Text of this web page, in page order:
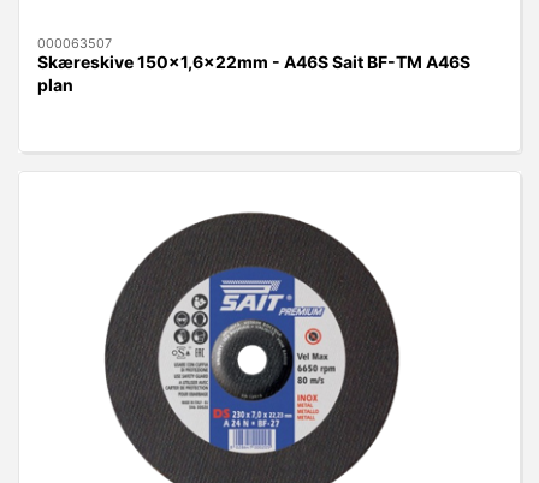
000063507
Skæreskive 150x1,6x22mm - A46S Sait BF-TM A46S
plan